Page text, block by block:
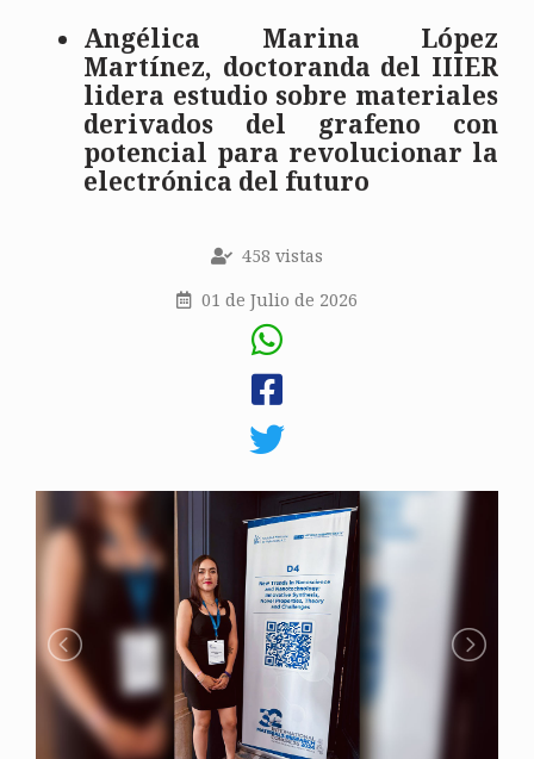
Angélica Marina López
Martínez, doctoranda del IIIER
lidera estudio sobre materiales
derivados del grafeno con
potencial para revolucionar la
electrónica del futuro
458 vistas
01 de Julio de 2026